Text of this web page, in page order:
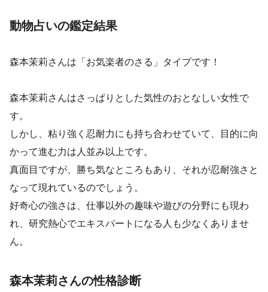
動物占いの鑑定結果
森本茉莉さんは「お気楽者のさる」タイプです！
森本茉莉さんはさっぱりとした気性のおとなしい女性で
す。
しかし、粘り強く忍耐力にも持ち合わせていて、目的に向
かって進む力は人並み以上です。
真面目ですが、勝ち気なところもあり、それが忍耐強さと
なって現れているのでしょう。
好奇心の強さは、仕事以外の趣味や遊びの分野にも現わ
れ、研究熱心でエキスパートになる人も少なくありませ
ん。
森本茉莉さんの性格診断